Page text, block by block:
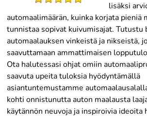
lisäksi
automaalimäärän, kuinka korjata pieniä
tunnistaa sopivat kuivumisajat.
automaalauksen vinkeistä ja nikseistä,
saavuttamaan ammattimaisen
Ota halutessasi ohjat omiin
saavuta upeita tuloksia hyödyntämällä
asiantuntemustamme
kohti onnistunutta auton maalausta
käytännön neuvoja ja inspiroivia ideoita